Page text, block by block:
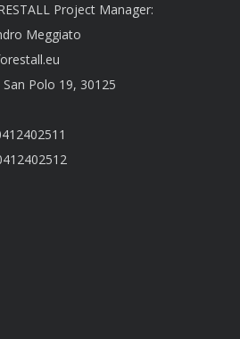
Project Manager:
Meggiato
San Polo 19, 30125